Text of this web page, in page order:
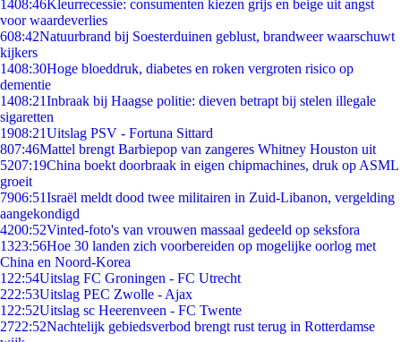
1408:46Kleurrecessie: consumenten kiezen grijs en beige uit angst
voor waardeverlies
608:42Natuurbrand bij Soesterduinen geblust, brandweer waarschuwt
kijkers
1408:30Hoge bloeddruk, diabetes en roken vergroten risico op
dementie
1408:21Inbraak bij Haagse politie: dieven betrapt bij stelen illegale
sigaretten
1908:21Uitslag PSV - Fortuna Sittard
807:46Mattel brengt Barbiepop van zangeres Whitney Houston uit
5207:19China boekt doorbraak in eigen chipmachines, druk op ASML
groeit
7906:51Israël meldt dood twee militairen in Zuid-Libanon, vergelding
aangekondigd
4200:52Vinted-foto's van vrouwen massaal gedeeld op seksfora
1323:56Hoe 30 landen zich voorbereiden op mogelijke oorlog met
China en Noord-Korea
1 22:54Uitslag FC Groningen - FC Utrecht
222:53Uitslag PEC Zwolle - Ajax
1 22:52Uitslag sc Heerenveen - FC Twente
2722:52Nachtelijk gebiedsverbod brengt rust terug in Rotterdamse